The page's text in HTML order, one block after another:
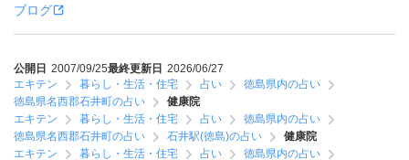
ブログ
公開日 2007/09/25最終更新日 2026/06/27
エキテン
暮らし・生活・住宅 占い
徳島県内の占い
徳島県名西郡石井町の占い
健康院
エキテン
暮らし・生活・住宅 占い
徳島県内の占い
徳島県名西郡石井町の占い
石井駅(徳島)の占い
健康院
エキテン
暮らし・生活・住宅 占い
徳島県内の占い